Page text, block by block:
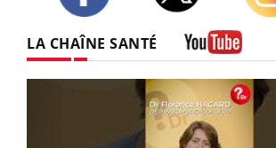
LA CHAÎNE SANTÉ